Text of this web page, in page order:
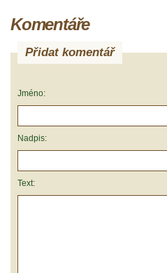
Komentáře
Přidat komentář
Jméno:
Nadpis:
Text: